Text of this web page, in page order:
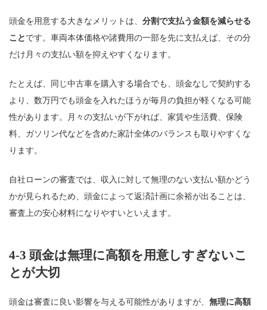
頭金を用意する大きなメリットは、 分割で支払う金額を減らせる
こと です。車両本体価格や諸費用の一部を先に支払えば、その分
だけ月々の支払い額を抑えやすくなります。
たとえば、同じ中古車を購入する場合でも、頭金なしで契約する
より、数万円でも頭金を入れたほうが毎月の負担が軽くなる可能
性があります。月々の支払いが下がれば、家賃や生活費、保険
料、ガソリン代などを含めた家計全体のバランスも取りやすくな
ります。
自社ローンの審査では、収入に対して無理のない支払い額かどう
かが見られるため、頭金によって返済計画に余裕が出ることは、
審査上の安心材料になりやすいといえます。
4-3 頭金は無理に高額を用意しすぎないこ
とが大切
頭金は審査に良い影響を与える可能性がありますが、 無理に高額